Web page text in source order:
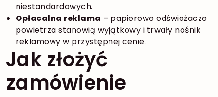
niestandardowych.
Opłacalna reklama – papierowe odświeżacze
powietrza stanowią wyjątkowy i trwały nośnik
reklamowy w przystępnej cenie.
Jak złożyć
zamówienie